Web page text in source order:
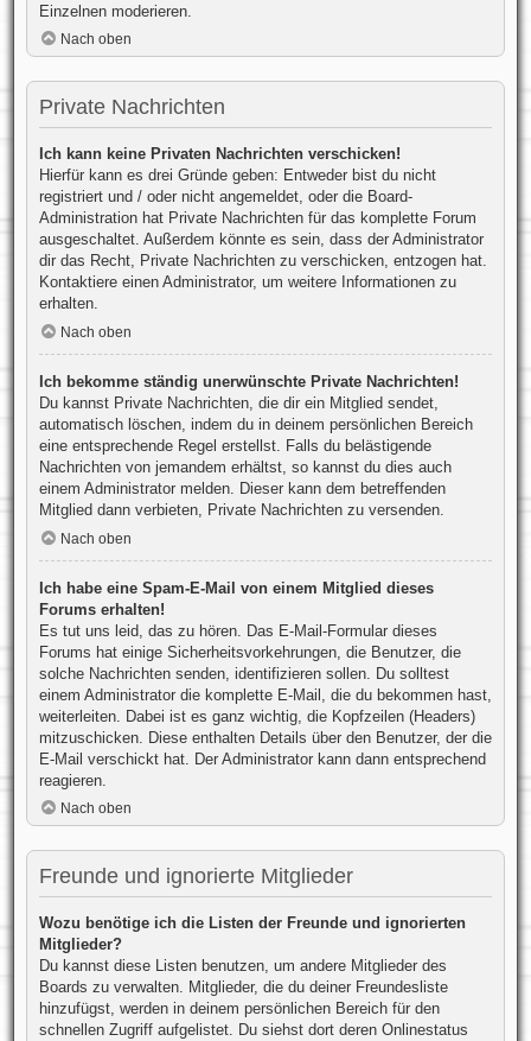
Einzelnen moderieren.
Nach oben
Private Nachrichten
Ich kann keine Privaten Nachrichten verschicken!
Hierfür kann es drei Gründe geben: Entweder bist du nicht
registriert und / oder nicht angemeldet, oder die Board-
Administration hat Private Nachrichten für das komplette Forum
ausgeschaltet. Außerdem könnte es sein, dass der Administrator
dir das Recht, Private Nachrichten zu verschicken, entzogen hat.
Kontaktiere einen Administrator, um weitere Informationen zu
erhalten.
Nach oben
Ich bekomme ständig unerwünschte Private Nachrichten!
Du kannst Private Nachrichten, die dir ein Mitglied sendet,
automatisch löschen, indem du in deinem persönlichen Bereich
eine entsprechende Regel erstellst. Falls du belästigende
Nachrichten von jemandem erhältst, so kannst du dies auch
einem Administrator melden. Dieser kann dem betreffenden
Mitglied dann verbieten, Private Nachrichten zu versenden.
Nach oben
Ich habe eine Spam-E-Mail von einem Mitglied dieses
Forums erhalten!
Es tut uns leid, das zu hören. Das E-Mail-Formular dieses
Forums hat einige Sicherheitsvorkehrungen, die Benutzer, die
solche Nachrichten senden, identifizieren sollen. Du solltest
einem Administrator die komplette E-Mail, die du bekommen hast,
weiterleiten. Dabei ist es ganz wichtig, die Kopfzeilen (Headers)
mitzuschicken. Diese enthalten Details über den Benutzer, der die
E-Mail verschickt hat. Der Administrator kann dann entsprechend
reagieren.
Nach oben
Freunde und ignorierte Mitglieder
Wozu benötige ich die Listen der Freunde und ignorierten
Mitglieder?
Du kannst diese Listen benutzen, um andere Mitglieder des
Boards zu verwalten. Mitglieder, die du deiner Freundesliste
hinzufügst, werden in deinem persönlichen Bereich für den
schnellen Zugriff aufgelistet. Du siehst dort deren Onlinestatus